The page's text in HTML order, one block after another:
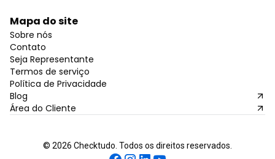
Mapa do site
Sobre nós
Contato
Seja Representante
Termos de serviço
Política de Privacidade
Blog
Área do Cliente
© 2026 Checktudo. Todos os direitos reservados.